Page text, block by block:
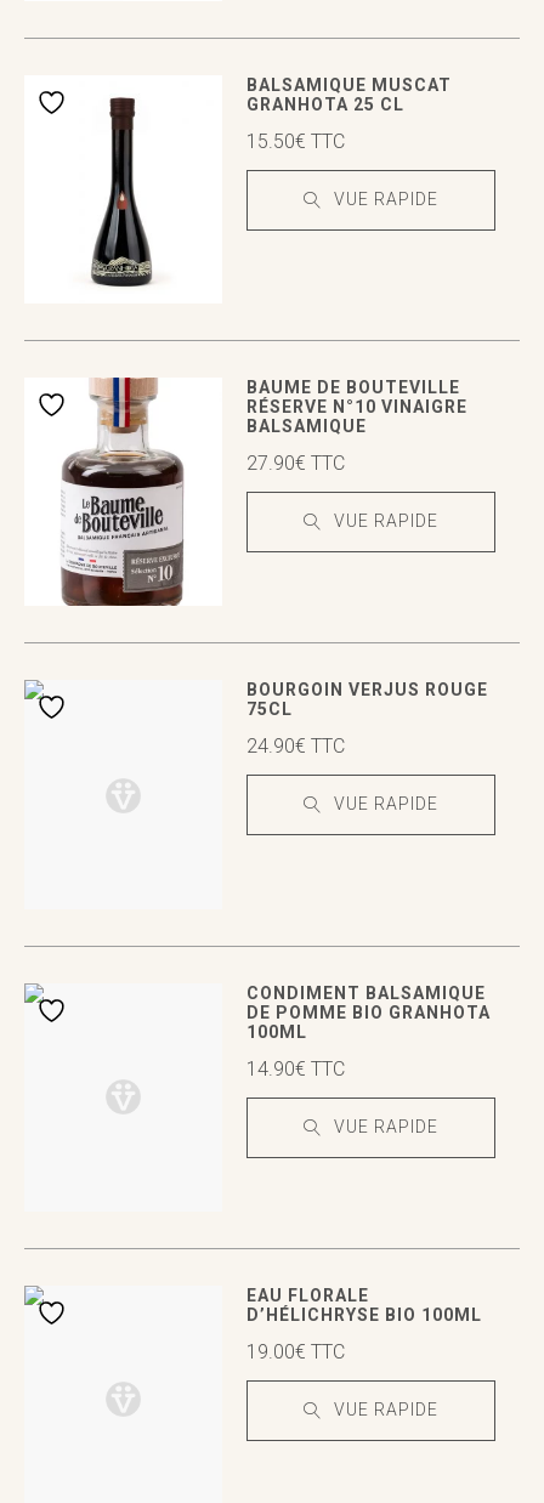
VUE RAPIDE
VUE RAPIDE
BALSAMIQUE MUSCAT
GRANHOTA 25 CL
15.50€ TTC
VUE RAPIDE
BAUME DE BOUTEVILLE
RÉSERVE N°10 VINAIGRE
BALSAMIQUE
27.90€ TTC
VUE RAPIDE
BOURGOIN VERJUS ROUGE
75CL
24.90€ TTC
VUE RAPIDE
CONDIMENT BALSAMIQUE
DE POMME BIO GRANHOTA
100ML
14.90€ TTC
VUE RAPIDE
EAU FLORALE
D’HÉLICHRYSE BIO 100ML
19.00€ TTC
VUE RAPIDE